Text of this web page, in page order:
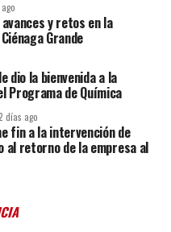
avances y retos en la
Grande
dio la bienvenida a la
Programa de Química
días ago
fin a la intervención de
al retorno de la empresa al